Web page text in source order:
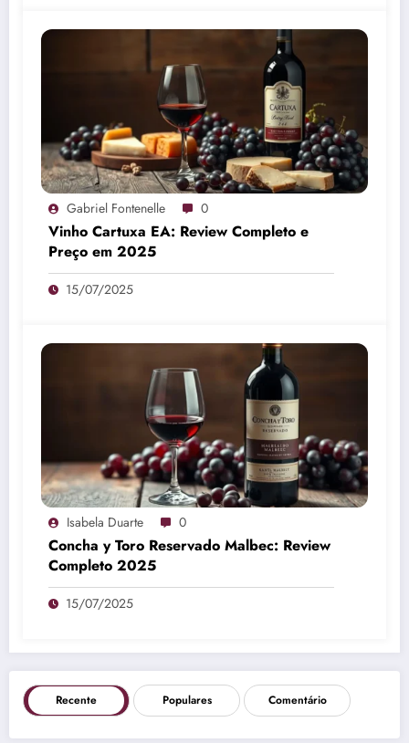
Gabriel Fontenelle 0
Vinho Cartuxa EA: Review Completo e
Preço em 2025
15/07/2025
Isabela Duarte 0
Concha y Toro Reservado Malbec: Review
Completo 2025
15/07/2025
Recente Populares Comentário